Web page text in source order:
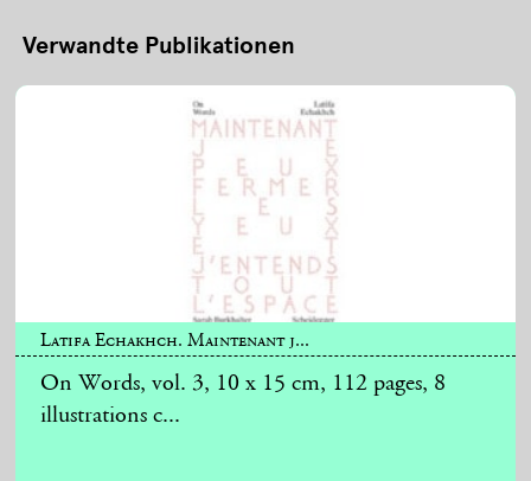
Verwandte Publikationen
Latifa Echakhch. Maintenant j...
On Words, vol. 3, 10 x 15 cm, 112 pages, 8
illustrations c...